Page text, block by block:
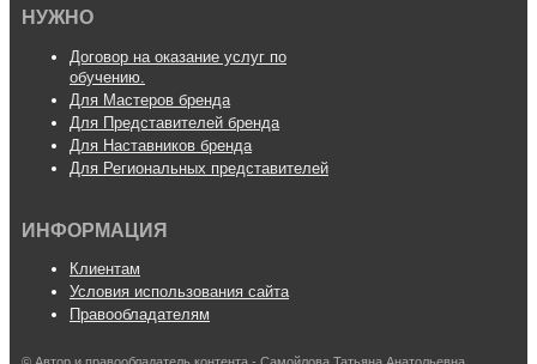
НУЖНО
Договор на оказание услуг по
обучению.
Для Мастеров бренда
Для Представителей бренда
Для Наставников бренда
Для Региональных представителей
ИНФОРМАЦИЯ
Клиентам
Условия использования сайта
Правообладателям